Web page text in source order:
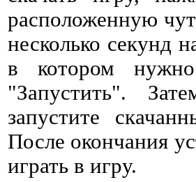
расположенную
несколько секунд
в котором
"Запустить".
запустите
После окончания
играть в игру.